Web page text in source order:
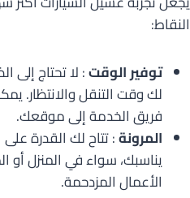
النقاط:
توفير الوقت: لا تحتاج إلى
لك وقت التنقل والانتظار.
فريق الخدمة إلى موقعك.
المرونة: تتاح لك القدرة
يناسبك، سواء في المنزل أو
الأعمال المزدحمة.